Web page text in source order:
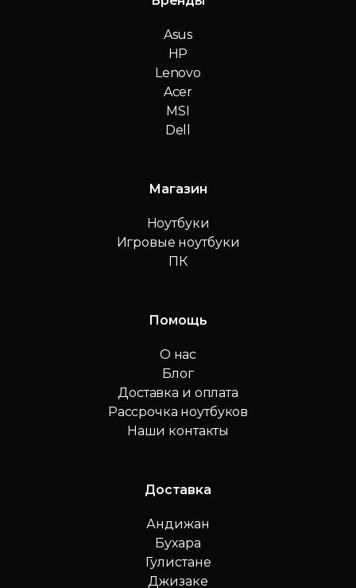
Asus
HP
Lenovo
Acer
MSI
Dell
Магазин
Ноутбуки
Игровые ноутбуки
ПК
Помощь
О нас
Блог
Доставка и оплата
Рассрочка ноутбуков
Наши контакты
Доставка
Андижан
Бухара
Гулистане
Джизаке